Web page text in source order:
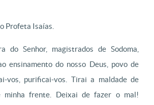
Profeta Isaías.
do Senhor, magistrados de Sodoma,
ensinamento do nosso Deus, povo de
vos, purificai-vos. Tirai a maldade de
minha frente. Deixai de fazer o mal!